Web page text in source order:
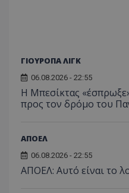
ΓΙΟΥΡΟΠΑ ΛΙΓΚ
06.08.2026 - 22:55
Η Μπεσίκτας
προς τον δρόμο του
ΑΠΟΕΛ
06.08.2026 - 22:55
ΑΠΟΕΛ: Αυτό είναι το